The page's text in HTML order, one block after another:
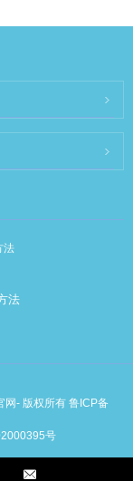
法
法
网- 版权所有 鲁ICP备
号